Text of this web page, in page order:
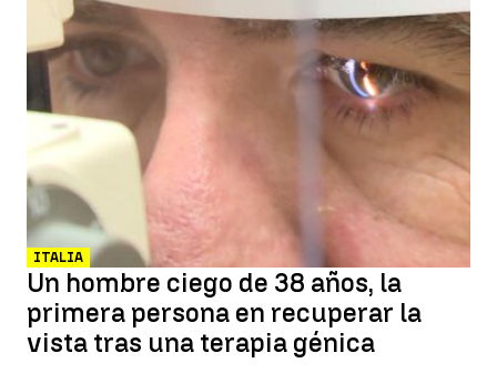
ITALIA
Un hombre ciego de 38 años, la
primera persona en recuperar la
vista tras una terapia génica